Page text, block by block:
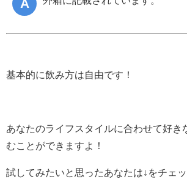
基本的に飲み方は自由です！
あなたのライフスタイルに合わせて好き
むことができますよ！
試してみたいと思ったあなたは↓をチェッ